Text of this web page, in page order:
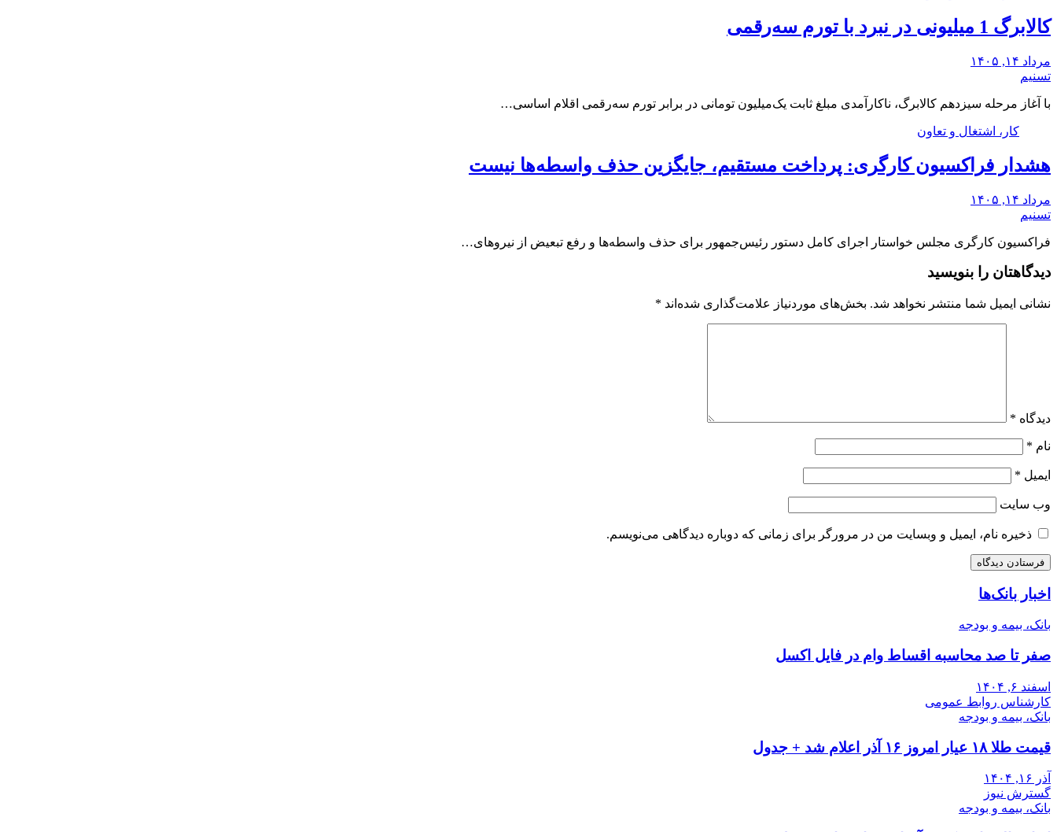
کالابرگ 1 میلیونی در نبرد با تورم سه‌رقمی
مرداد ۱۴, ۱۴۰۵
تسنیم
با آغاز مرحله سیزدهم کالابرگ، ناکارآمدی مبلغ ثابت یک‌میلیون تومانی در برابر تورم سه‌رقمی اقلام اساسی…
کار، اشتغال و تعاون
هشدار فراکسیون کارگری: پرداخت مستقیم، جایگزین حذف واسطه‌ها نیست
مرداد ۱۴, ۱۴۰۵
تسنیم
فراکسیون کارگری مجلس خواستار اجرای کامل دستور رئیس‌جمهور برای حذف واسطه‌ها و رفع تبعیض از نیروهای…
دیدگاهتان را بنویسید
نشانی ایمیل شما منتشر نخواهد شد. بخش‌های موردنیاز علامت‌گذاری شده‌اند *
دیدگاه *
نام *
ایمیل *
وب‌ سایت
ذخیره نام، ایمیل و وبسایت من در مرورگر برای زمانی که دوباره دیدگاهی می‌نویسم.
اخبار بانک‌ها
بانک، بیمه و بودجه
صفر تا صد محاسبه اقساط وام در فایل اکسل
اسفند ۶, ۱۴۰۴
کارشناس روابط عمومی
بانک، بیمه و بودجه
قیمت طلا ۱۸ عیار امروز ۱۶ آذر اعلام شد + جدول
آذر ۱۶, ۱۴۰۴
گسترش نیوز
بانک، بیمه و بودجه